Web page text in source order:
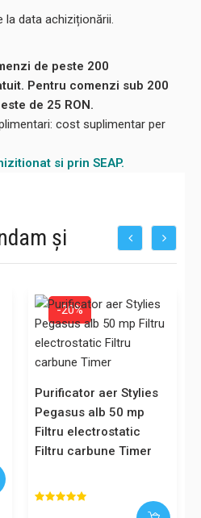
la data achiziționării.
de peste 200
Pentru comenzi sub 200
de 25 RON.
cost suplimentar per
si prin SEAP.
și
-20%
Purificator aer Stylies
Pegasus alb 50 mp
Filtru electrostatic
Filtru carbune Timer